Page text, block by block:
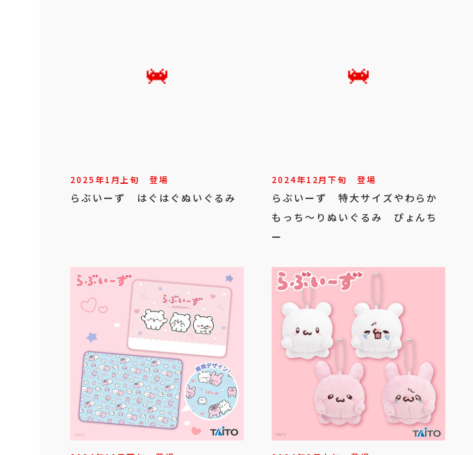
2025年1月上旬 登場
らぶいーず はぐはぐぬいぐるみ
2024年12月下旬 登場
らぶいーず 特大サイズやわらか
もっち～りぬいぐるみ ぴょんち
ー